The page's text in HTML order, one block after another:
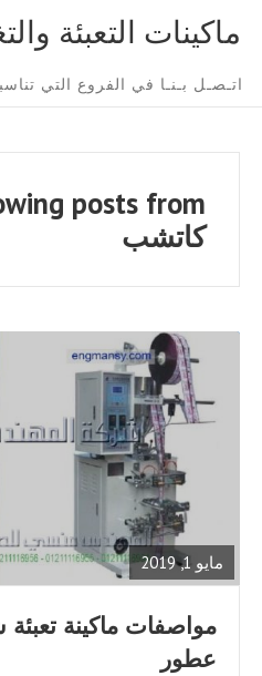
content
ماكينات التعبئة
Site
Navigation
اتـصـل بـنـا في الفروع التي
posts from
كاتشب
مايو 1, 2019
مواصفات ماكينة
عطور